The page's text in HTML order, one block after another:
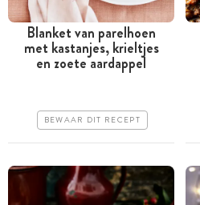
Meer dan 1 uur
Erg makkelijk
Blanket van parelhoen
met kastanjes, krieltjes
en zoete aardappel
BEWAAR DIT RECEPT